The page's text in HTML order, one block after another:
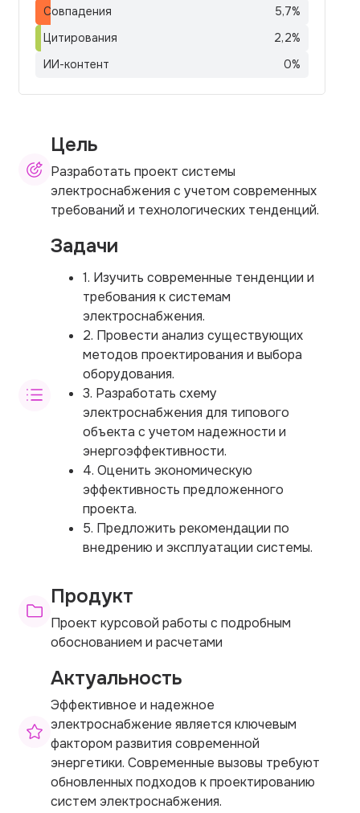
Совпадения
5,7%
Цитирования
2,2%
ИИ-контент
0%
Цель
Разработать проект системы
электроснабжения с учетом современных
требований и технологических тенденций.
Задачи
1. Изучить современные тенденции и
требования к системам
электроснабжения.
2. Провести анализ существующих
методов проектирования и выбора
оборудования.
3. Разработать схему
электроснабжения для типового
объекта с учетом надежности и
энергоэффективности.
4. Оценить экономическую
эффективность предложенного
проекта.
5. Предложить рекомендации по
внедрению и эксплуатации системы.
Продукт
Проект курсовой работы с подробным
обоснованием и расчетами
Актуальность
Эффективное и надежное
электроснабжение является ключевым
фактором развития современной
энергетики. Современные вызовы требуют
обновленных подходов к проектированию
систем электроснабжения.